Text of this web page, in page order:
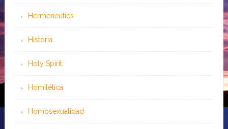
Hermeneutics
Historia
Holy Spirit
Homilética
Homosexualidad